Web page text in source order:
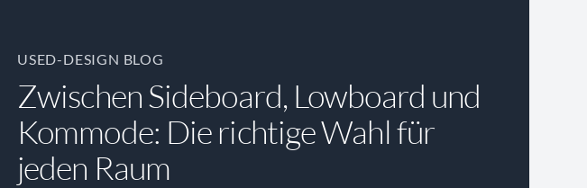
USED-DESIGN BLOG
Zwischen Sideboard, Lowboard und
Kommode: Die richtige Wahl für
jeden Raum